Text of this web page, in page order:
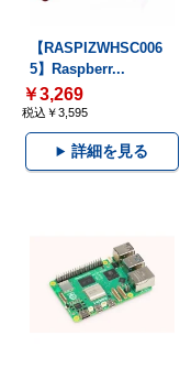
【RASPIZWHSC006
5】Raspberr...
￥3,269
税込￥3,595
詳細を見る